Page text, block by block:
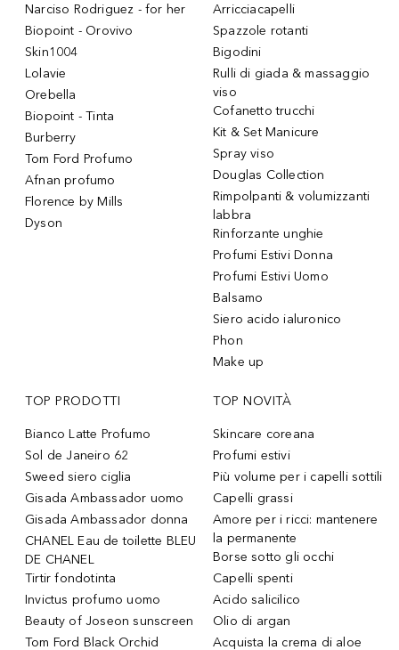
Narciso Rodriguez - for her
Biopoint - Orovivo
Skin1004
Lolavie
Orebella
Biopoint - Tinta
Burberry
Tom Ford Profumo
Afnan profumo
Florence by Mills
Dyson
Arricciacapelli
Spazzole rotanti
Bigodini
Rulli di giada & massaggio
viso
Cofanetto trucchi
Kit & Set Manicure
Spray viso
Douglas Collection
Rimpolpanti & volumizzanti
labbra
Rinforzante unghie
Profumi Estivi Donna
Profumi Estivi Uomo
Balsamo
Siero acido ialuronico
Phon
Make up
TOP PRODOTTI
Bianco Latte Profumo
Sol de Janeiro 62
Sweed siero ciglia
Gisada Ambassador uomo
Gisada Ambassador donna
CHANEL Eau de toilette BLEU
DE CHANEL
Tirtir fondotinta
Invictus profumo uomo
Beauty of Joseon sunscreen
Tom Ford Black Orchid
TOP NOVITÀ
Skincare coreana
Profumi estivi
Più volume per i capelli sottili
Capelli grassi
Amore per i ricci: mantenere
la permanente
Borse sotto gli occhi
Capelli spenti
Acido salicilico
Olio di argan
Acquista la crema di aloe